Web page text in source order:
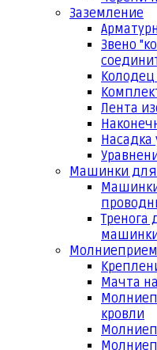
Заземление
Звено
Лента
Насадка
Машинки для
Мачта
кровли